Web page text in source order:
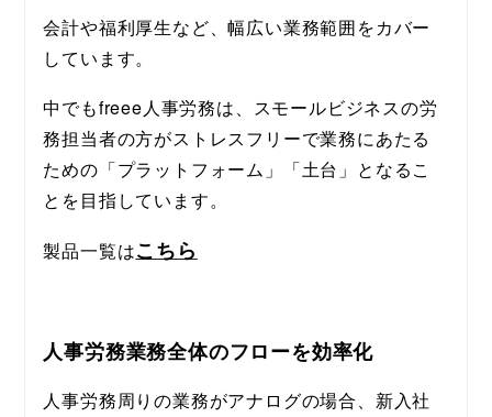
会計や福利厚生など、幅広い業務範囲をカバー
しています。
中でもfreee人事労務は、スモールビジネスの労
務担当者の方がストレスフリーで業務にあたる
ための「プラットフォーム」「土台」となるこ
とを目指しています。
製品一覧はこちら
人事労務業務全体のフローを効率化
人事労務周りの業務がアナログの場合、新入社